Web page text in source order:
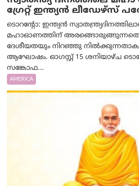
ഗ്രേറ്റ് ഇന്ത്യൻ ലീഡേഴ്സ്
ടൊറന്റോ: ഇന്ത്യൻ
മഹാഓണത്തിന്
ദേശീയതയും നിറഞ്ഞു
ആഘോഷം. ഓഗസ്റ്റ് 15 ശനിയാഴ്ച
സങ്കോഫ...
AMERICA